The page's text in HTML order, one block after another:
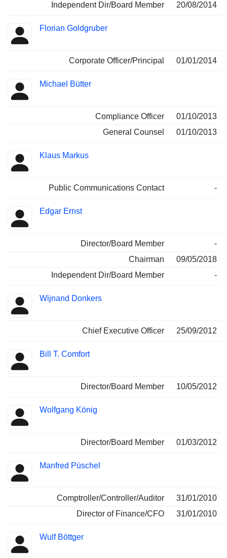
Independent Dir/Board Member 20/08/2014
Florian Goldgruber
Corporate Officer/Principal 01/01/2014
Michael Bütter
Compliance Officer
01/10/2013
General Counsel
01/10/2013
Klaus Markus
Public Communications Contact -
Edgar Ernst
Director/Board Member
-
Chairman
09/05/2018
Independent Dir/Board Member
-
Wijnand Donkers
Chief Executive Officer 25/09/2012
Bill T. Comfort
Director/Board Member 10/05/2012
Wolfgang König
Director/Board Member 01/03/2012
Manfred Püschel
Comptroller/Controller/Auditor
31/01/2010
Director of Finance/CFO
31/01/2010
Wulf Böttger